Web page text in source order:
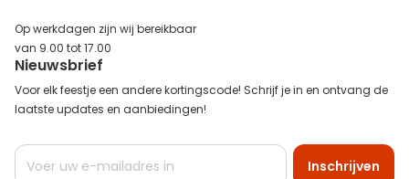
Op werkdagen zijn wij bereikbaar
van 9.00 tot 17.00
Nieuwsbrief
Voor elk feestje een andere kortingscode! Schrijf je in en ontvang de
laatste updates en aanbiedingen!
Abonneer
Inschrijven